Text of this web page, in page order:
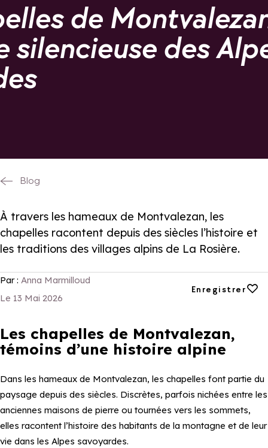
de
silencieuse des
Blog
À travers les hameaux de Montvalezan, les
chapelles racontent depuis des siècles l’histoire et
les traditions des villages alpins de La Rosière.
Par : Anna Marmilloud
Le 13 Mai 2026
Enregistrer
Ajouter aux
Les chapelles de Montvalezan,
témoins d’une histoire alpine
Dans les hameaux de Montvalezan, les chapelles font partie du
paysage depuis des siècles. Discrètes, parfois nichées entre les
anciennes maisons de pierre ou tournées vers les sommets,
elles racontent l’histoire des habitants de la montagne et de leur
vie dans les Alpes savoyardes.